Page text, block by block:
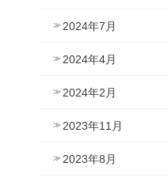
2024年7月
2024年4月
2024年2月
2023年11月
2023年8月